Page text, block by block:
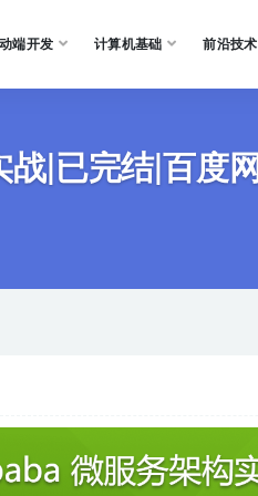
端开发 计算机基础 前沿技术
战|已完结|百度